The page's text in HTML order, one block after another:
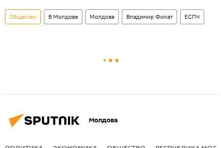
Общество В Молдове Молдова Владимир Филат ЕСПЧ
Молдова